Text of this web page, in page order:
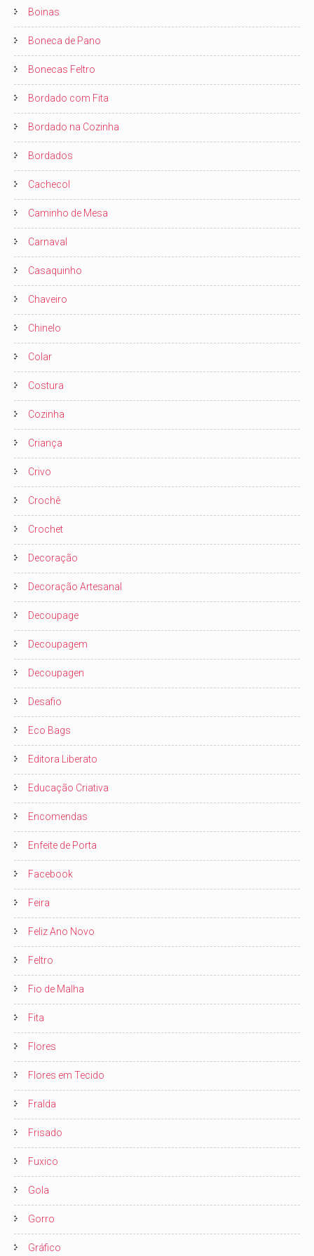
Boinas
Boneca de Pano
Bonecas Feltro
Bordado com Fita
Bordado na Cozinha
Bordados
Cachecol
Caminho de Mesa
Carnaval
Casaquinho
Chaveiro
Chinelo
Colar
Costura
Cozinha
Criança
Crivo
Crochê
Crochet
Decoração
Decoração Artesanal
Decoupage
Decoupagem
Decoupagen
Desafio
Eco Bags
Editora Liberato
Educação Criativa
Encomendas
Enfeite de Porta
Facebook
Feira
Feliz Ano Novo
Feltro
Fio de Malha
Fita
Flores
Flores em Tecido
Fralda
Frisado
Fuxico
Gola
Gorro
Gráfico